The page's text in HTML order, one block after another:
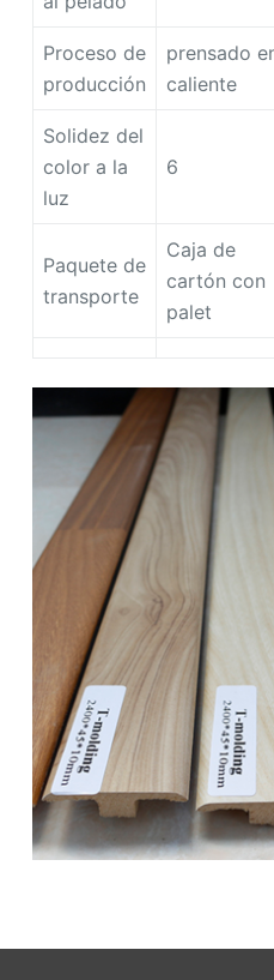
Proceso de
producción
prensado
caliente
Solidez del
color a la
luz
6
Paquete de
transporte
Caja de
cartón con
palet